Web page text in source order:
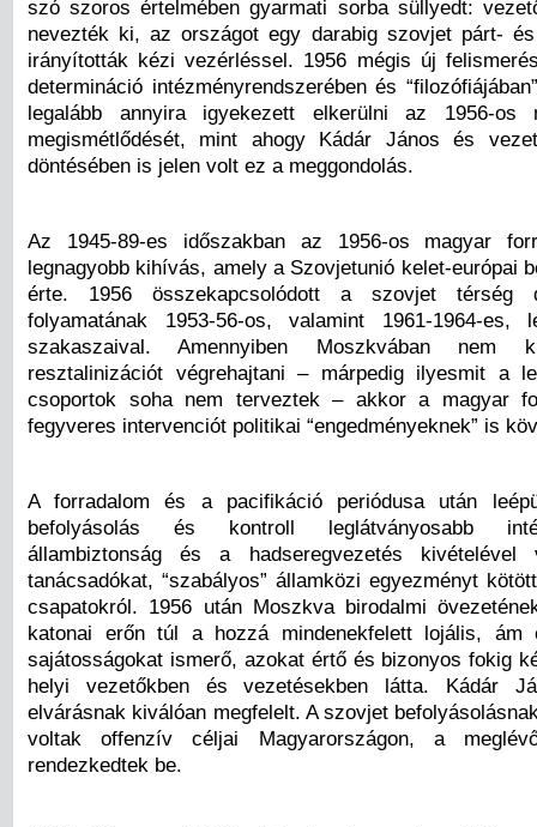
szó szoros értelmében gyarmati sorba süllyedt:
nevezték ki, az országot egy darabig szovjet párt-
irányították kézi vezérléssel. 1956 mégis új
determináció intézményrendszerében és
legalább annyira igyekezett elkerülni az 1956-os
megismétlődését, mint ahogy Kádár János és
döntésében is jelen volt ez a meggondolás.
Az 1945-89-es időszakban az 1956-os magyar
legnagyobb kihívás, amely a Szovjetunió kelet-európai
érte. 1956 összekapcsolódott a szovjet térség
folyamatának 1953-56-os, valamint 1961-1964-es,
szakaszaival. Amennyiben Moszkvában nem
resztalinizációt végrehajtani – márpedig ilyesmit a
csoportok soha nem terveztek – akkor a magyar
fegyveres intervenciót politikai “engedményeknek” is
A forradalom és a pacifikáció periódusa után
befolyásolás és kontroll leglátványosabb
állambiztonság és a hadseregvezetés kivételével
tanácsadókat, “szabályos” államközi egyezményt
csapatokról. 1956 után Moszkva birodalmi
katonai erőn túl a hozzá mindenekfelett lojális, ám
sajátosságokat ismerő, azokat értő és bizonyos fokig
helyi vezetőkben és vezetésekben látta. Kádár
elvárásnak kiválóan megfelelt. A szovjet
voltak offenzív céljai Magyarországon, a
rendezkedtek be.